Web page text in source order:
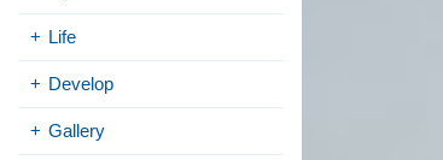
Life
+
Develop
+
Gallery
+